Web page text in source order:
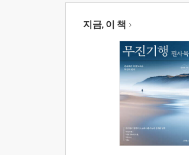
지금, 이 책